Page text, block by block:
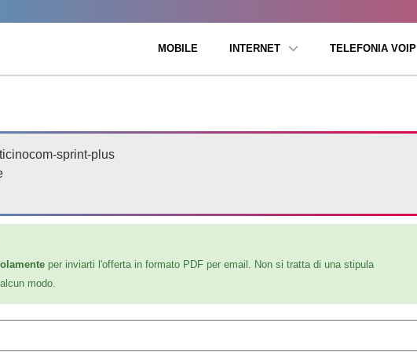
MOBILE INTERNET TELEFONIA VOIP
sprint-plus
per inviarti l'offerta in formato PDF per email. Non si tratta di una stipula
modo.